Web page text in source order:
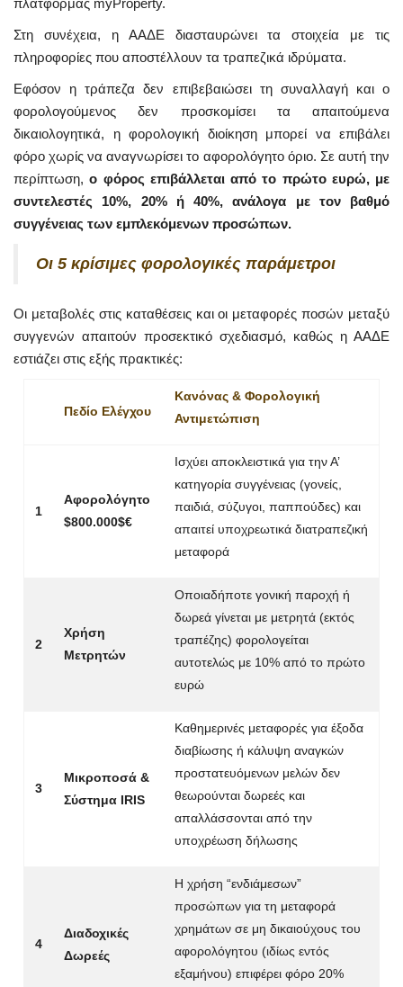
πλατφόρμας myProperty.
Στη συνέχεια, η ΑΑΔΕ διασταυρώνει τα στοιχεία με τις
πληροφορίες που αποστέλλουν τα τραπεζικά ιδρύματα.
Εφόσον η τράπεζα δεν επιβεβαιώσει τη συναλλαγή και ο
φορολογούμενος δεν προσκομίσει τα απαιτούμενα
δικαιολογητικά, η φορολογική διοίκηση μπορεί να επιβάλει
φόρο χωρίς να αναγνωρίσει το αφορολόγητο όριο. Σε αυτή την
περίπτωση, ο φόρος επιβάλλεται από το πρώτο ευρώ, με
συντελεστές 10%, 20% ή 40%, ανάλογα με τον βαθμό
συγγένειας των εμπλεκόμενων προσώπων.
Οι 5 κρίσιμες φορολογικές παράμετροι
Οι μεταβολές στις καταθέσεις και οι μεταφορές ποσών μεταξύ
συγγενών απαιτούν προσεκτικό σχεδιασμό, καθώς η ΑΑΔΕ
εστιάζει στις εξής πρακτικές:
Πεδίο Ελέγχου
Κανόνας & Φορολογική
Αντιμετώπιση
1
Αφορολόγητο
$800.000$€
Ισχύει αποκλειστικά για την Α’
κατηγορία συγγένειας (γονείς,
παιδιά, σύζυγοι, παππούδες) και
απαιτεί υποχρεωτικά διατραπεζική
μεταφορά
2
Χρήση
Μετρητών
Οποιαδήποτε γονική παροχή ή
δωρεά γίνεται με μετρητά (εκτός
τραπέζης) φορολογείται
αυτοτελώς με 10% από το πρώτο
ευρώ
3
Μικροποσά &
Σύστημα IRIS
Καθημερινές μεταφορές για έξοδα
διαβίωσης ή κάλυψη αναγκών
προστατευόμενων μελών δεν
θεωρούνται δωρεές και
απαλλάσσονται από την
υποχρέωση δήλωσης
4
Διαδοχικές
Δωρεές
Η χρήση “ενδιάμεσων”
προσώπων για τη μεταφορά
χρημάτων σε μη δικαιούχους του
αφορολόγητου (ιδίως εντός
εξαμήνου) επιφέρει φόρο 20%